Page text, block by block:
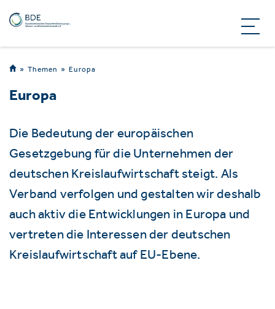
Themen Europa
Europa
Die Bedeutung der europäischen
Gesetzgebung für die Unternehmen der
deutschen Kreislaufwirtschaft steigt. Als
Verband verfolgen und gestalten wir deshalb
auch aktiv die Entwicklungen in Europa und
vertreten die Interessen der deutschen
Kreislaufwirtschaft auf EU-Ebene.